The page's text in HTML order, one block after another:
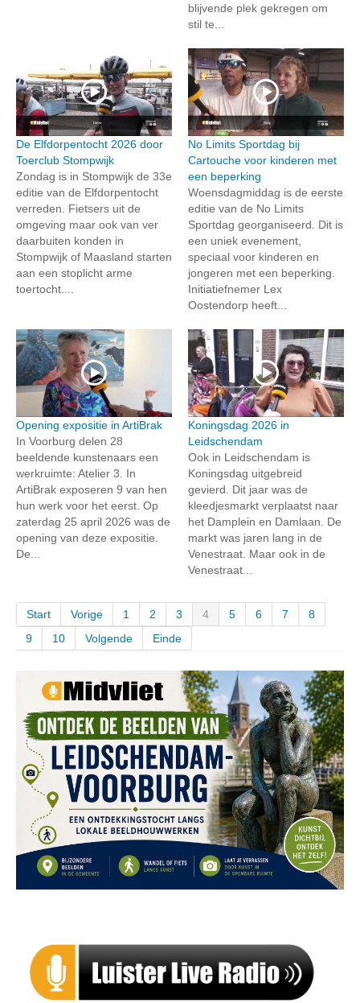
blijvende plek gekregen om
stil te...
De Elfdorpentocht 2026 door
Toerclub Stompwijk
Zondag is in Stompwijk de 33e
editie van de Elfdorpentocht
verreden. Fietsers uit de
omgeving maar ook van ver
daarbuiten konden in
Stompwijk of Maasland starten
aan een stoplicht arme
toertocht....
No Limits Sportdag bij
Cartouche voor kinderen met
een beperking
Woensdagmiddag is de eerste
editie van de No Limits
Sportdag georganiseerd. Dit is
een uniek evenement,
speciaal voor kinderen en
jongeren met een beperking.
Initiatiefnemer Lex
Oostendorp heeft...
Opening expositie in ArtiBrak
In Voorburg delen 28
beeldende kunstenaars een
werkruimte: Atelier 3. In
ArtiBrak exposeren 9 van hen
hun werk voor het eerst. Op
zaterdag 25 april 2026 was de
opening van deze expositie.
De...
Koningsdag 2026 in
Leidschendam
Ook in Leidschendam is
Koningsdag uitgebreid
gevierd. Dit jaar was de
kleedjesmarkt verplaatst naar
het Damplein en Damlaan. De
markt was jaren lang in de
Venestraat. Maar ook in de
Venestraat...
Start Vorige 1 2 3 4 5 6 7
8
9
10 Volgende Einde